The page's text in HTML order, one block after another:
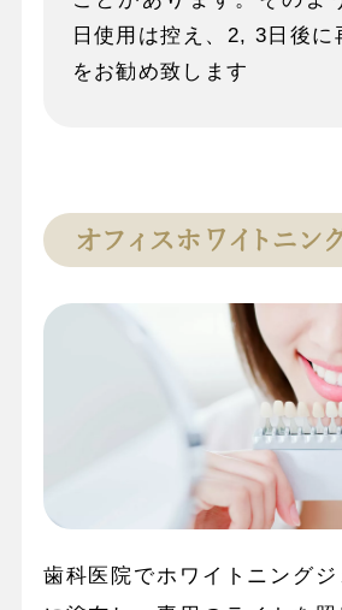
日使用は控え、2, 3日後に
をお勧め致します
オフィスホワイトニン
歯科医院でホワイトニング